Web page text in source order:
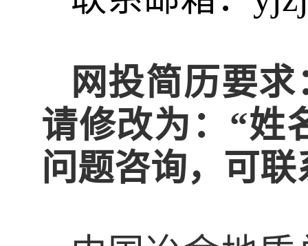
网投简历要
请修改为：“姓
问题咨询，可联